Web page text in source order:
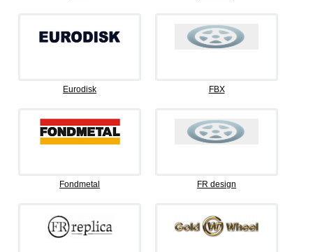
Eurodisk FBX
Fondmetal FR design